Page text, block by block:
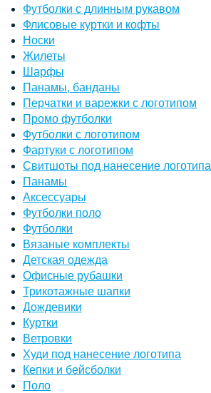
Футболки с длинным рукавом
Флисовые куртки и кофты
Носки
Жилеты
Шарфы
Панамы, банданы
Перчатки и варежки с логотипом
Промо футболки
Футболки с логотипом
Фартуки с логотипом
Свитшоты под нанесение логотипа
Панамы
Аксессуары
Футболки поло
Футболки
Вязаные комплекты
Детская одежда
Офисные рубашки
Трикотажные шапки
Дождевики
Куртки
Ветровки
Худи под нанесение логотипа
Кепки и бейсболки
Поло